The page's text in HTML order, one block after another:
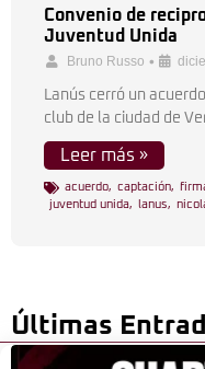
Convenio de
Juventud Unida
Bruno Russo •
Lanús cerró un
club de la ciudad de
Leer más »
acuerdo, captación,
juventud unida, lanus,
Últimas